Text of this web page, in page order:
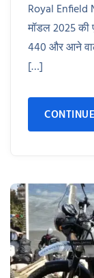
Royal Enfield
मॉडल 2025 की
440 और आने
[…]